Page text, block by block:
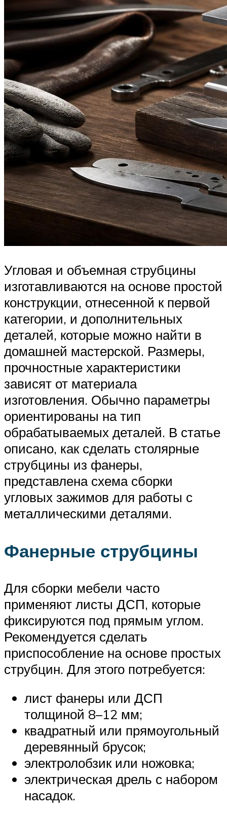
Угловая и объемная струбцины
изготавливаются на основе простой
конструкции, отнесенной к первой
категории, и дополнительных
деталей, которые можно найти в
домашней мастерской. Размеры,
прочностные характеристики
зависят от материала
изготовления. Обычно параметры
ориентированы на тип
обрабатываемых деталей. В статье
описано, как сделать столярные
струбцины из фанеры,
представлена схема сборки
угловых зажимов для работы с
металлическими деталями.
Фанерные струбцины
Для сборки мебели часто
применяют листы ДСП, которые
фиксируются под прямым углом.
Рекомендуется сделать
приспособление на основе простых
струбцин. Для этого потребуется:
лист фанеры или ДСП
толщиной 8–12 мм;
квадратный или прямоугольный
деревянный брусок;
электролобзик или ножовка;
электрическая дрель с набором
насадок.